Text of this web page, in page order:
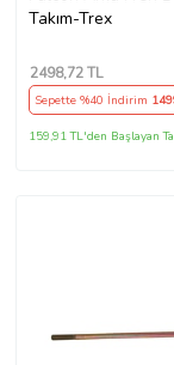
Takım-Trex
2498,72 TL
Sepette %40 İndirim
159,91 TL'den Başlayan